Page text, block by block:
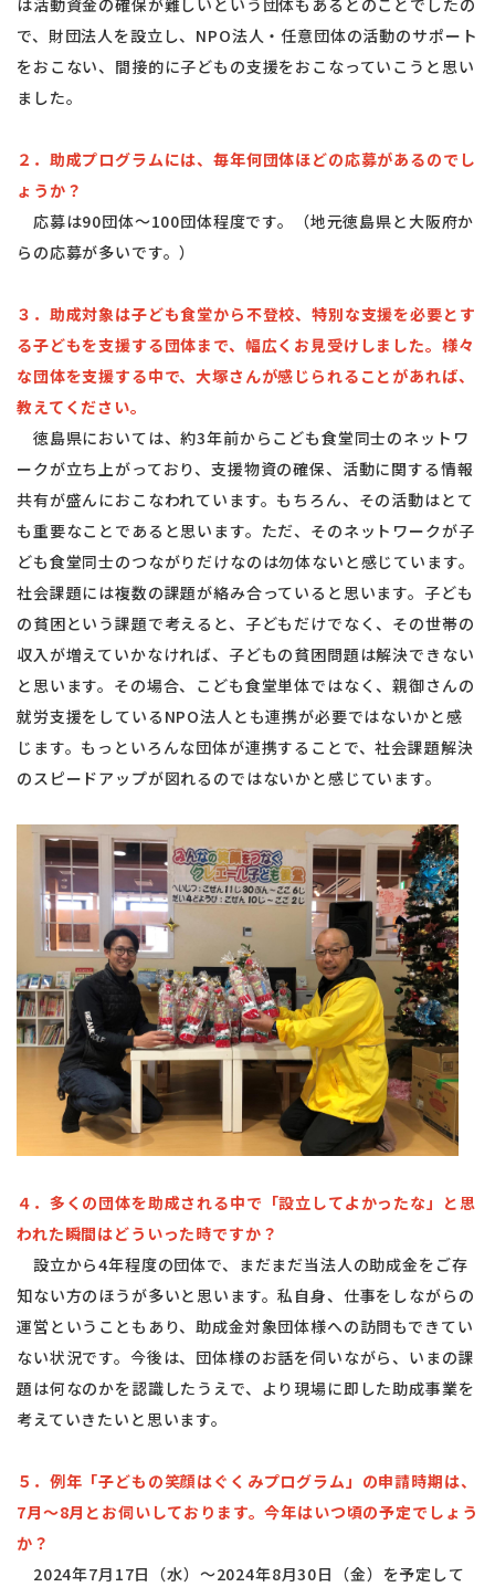
で、財団法人を設立し、NPO法人・任意団体の活動のサポート
をおこない、間接的に子どもの支援をおこなっていこうと思い
ました。
２．助成プログラムには、毎年何団体ほどの応募があるのでし
ょうか？
応募は90団体～100団体程度です。（地元徳島県と大阪府か
らの応募が多いです。）
３．助成対象は子ども食堂から不登校、特別な支援を必要とす
る子どもを支援する団体まで、幅広くお見受けしました。様々
な団体を支援する中で、大塚さんが感じられることがあれば、
教えてください。
徳島県においては、約3年前からこども食堂同士のネットワ
ークが立ち上がっており、支援物資の確保、活動に関する情報
共有が盛んにおこなわれています。もちろん、その活動はとて
も重要なことであると思います。ただ、そのネットワークが子
ども食堂同士のつながりだけなのは勿体ないと感じています。
社会課題には複数の課題が絡み合っていると思います。子ども
の貧困という課題で考えると、子どもだけでなく、その世帯の
収入が増えていかなければ、子どもの貧困問題は解決できない
と思います。その場合、こども食堂単体ではなく、親御さんの
就労支援をしているNPO法人とも連携が必要ではないかと感
じます。もっといろんな団体が連携することで、社会課題解決
のスピードアップが図れるのではないかと感じています。
４．多くの団体を助成される中で「設立してよかったな」と思
われた瞬間はどういった時ですか？
設立から4年程度の団体で、まだまだ当法人の助成金をご存
知ない方のほうが多いと思います。私自身、仕事をしながらの
運営ということもあり、助成金対象団体様への訪問もできてい
ない状況です。今後は、団体様のお話を伺いながら、いまの課
題は何なのかを認識したうえで、より現場に即した助成事業を
考えていきたいと思います。
５．例年「子どもの笑顔はぐくみプログラム」の申請時期は、
7月〜8月とお伺いしております。今年はいつ頃の予定でしょう
か？
2024年7月17日（水）～2024年8月30日（金）を予定して